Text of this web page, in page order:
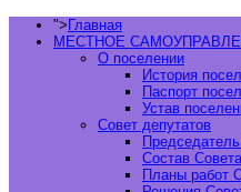
">Главная
МЕСТНОЕ
О поселении
История
Паспорт
Устав
Совет депутатов
Состав
Планы работ